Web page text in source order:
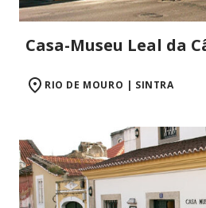
Casa-Museu Leal da
RIO DE MOURO | SINTRA